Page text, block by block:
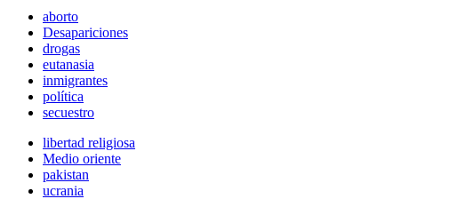
aborto
Desapariciones
drogas
eutanasia
inmigrantes
política
secuestro
libertad religiosa
Medio oriente
pakistan
ucrania